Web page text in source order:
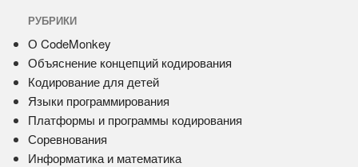
РУБРИКИ
О CodeMonkey
Объяснение концепций кодирования
Кодирование для детей
Языки программирования
Платформы и программы кодирования
Соревнования
Информатика и математика